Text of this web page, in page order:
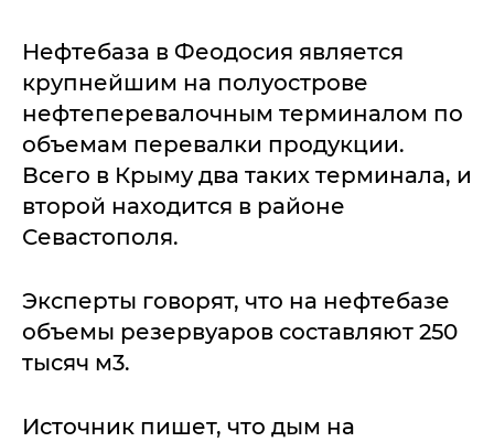
Нефтебаза в Феодосия является
крупнейшим на полуострове
нефтеперевалочным терминалом по
объемам перевалки продукции.
Всего в Крыму два таких терминала, и
второй находится в районе
Севастополя.
Эксперты говорят, что на нефтебазе
объемы резервуаров составляют 250
тысяч м3.
Источник пишет, что дым на